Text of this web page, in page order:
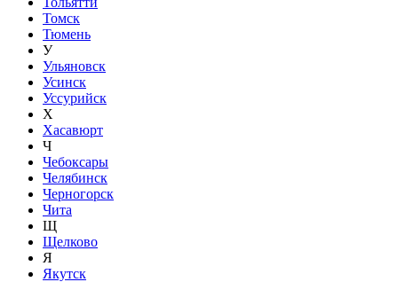
Томск
Тюмень
У
Ульяновск
Усинск
Уссурийск
Х
Хасавюрт
Ч
Чебоксары
Челябинск
Черногорск
Чита
Щ
Щелково
Я
Якутск